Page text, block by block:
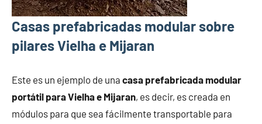
Casas prefabricadas modular sobre
pilares Vielha e Mijaran
Este es un ejemplo de una casa prefabricada modular
portátil para Vielha e Mijaran, es decir, es creada en
módulos para que sea fácilmente transportable para